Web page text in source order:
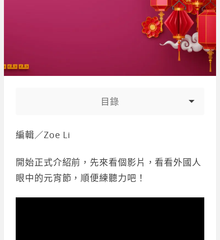
目錄
編輯／Zoe Li
開始正式介紹前，先來看個影片，看看外國人
眼中的元宵節，順便練聽力吧！